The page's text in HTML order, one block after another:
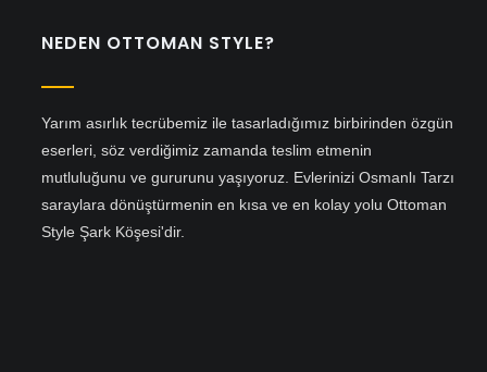
NEDEN OTTOMAN STYLE?
Yarım asırlık tecrübemiz ile tasarladığımız birbirinden özgün
eserleri, söz verdiğimiz zamanda teslim etmenin
mutluluğunu ve gururunu yaşıyoruz. Evlerinizi Osmanlı Tarzı
saraylara dönüştürmenin en kısa ve en kolay yolu Ottoman
Style Şark Köşesi'dir.